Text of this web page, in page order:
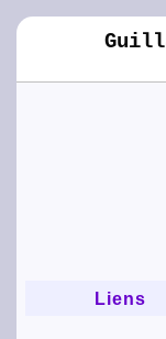
Liens